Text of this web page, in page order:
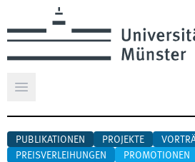
Hauptmenü öffnen
PUBLIKATIONEN PROJEKTE
PREISVERLEIHUNGEN
PROMOTIONEN